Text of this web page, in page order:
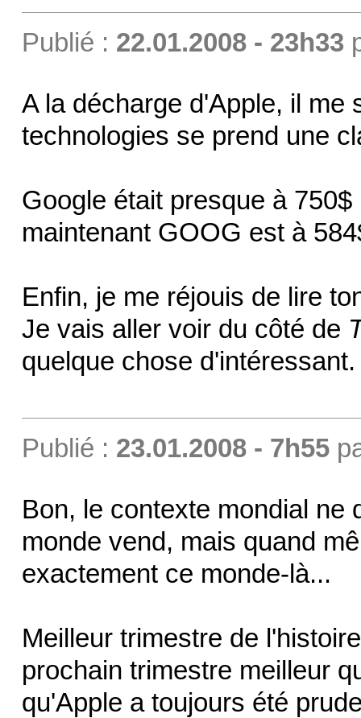
Publié : 22.01.2008 - 23h33
A la décharge d'Apple, il me
technologies se prend une
Google était presque à
maintenant GOOG est à
Enfin, je me réjouis de lire
Je vais aller voir du côté de
quelque chose d'intéressant.
Publié : 23.01.2008 - 7h55
Bon, le contexte mondial ne
monde vend, mais quand
exactement ce monde-là...
Meilleur trimestre de
prochain trimestre meilleur
qu'Apple a toujours été